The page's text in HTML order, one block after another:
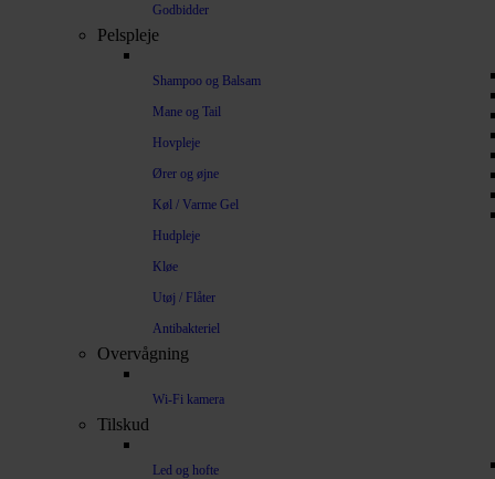
Godbidder
Pelspleje
Shampoo og Balsam
Mane og Tail
Hovpleje
Ører og øjne
Køl / Varme Gel
Hudpleje
Kløe
Utøj / Flåter
Antibakteriel
Overvågning
Wi-Fi kamera
Tilskud
Led og hofte